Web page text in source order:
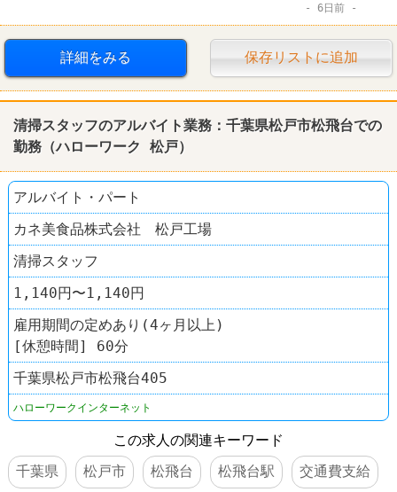
6日前
詳細をみる 保存リストに追加
清掃スタッフのアルバイト業務：千葉県松戸市松飛台での
勤務（ハローワーク 松戸）
アルバイト・パート
カネ美食品株式会社 松戸工場
清掃スタッフ
1,140円〜1,140円
雇用期間の定めあり(4ヶ月以上)
[休憩時間] 60分
千葉県松戸市松飛台405
ハローワークインターネット
この求人の関連キーワード
千葉県
松戸市 松飛台 松飛台駅 交通費支給